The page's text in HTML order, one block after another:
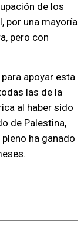
de los
por una mayoría
pero con
apoyar esta
las de la
al haber sido
de Palestina,
ha ganado